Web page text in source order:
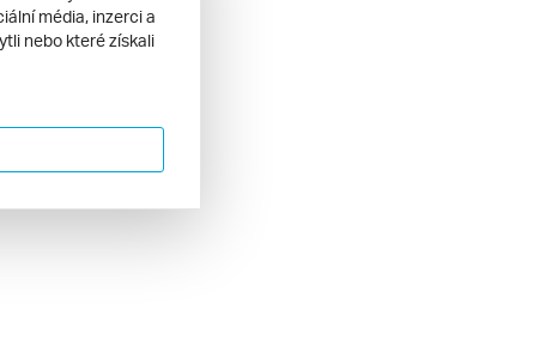
média, inzerci a
nebo které získali